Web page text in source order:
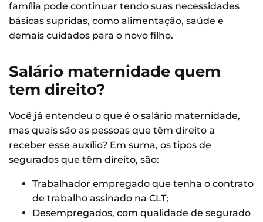
família pode continuar tendo suas necessidades
básicas supridas, como alimentação, saúde e
demais cuidados para o novo filho.
Salário maternidade quem
tem direito?
Você já entendeu o que é o salário maternidade,
mas quais são as pessoas que têm direito a
receber esse auxílio? Em suma, os tipos de
segurados que têm direito, são:
Trabalhador empregado que tenha o contrato
de trabalho assinado na CLT;
Desempregados, com qualidade de segurado